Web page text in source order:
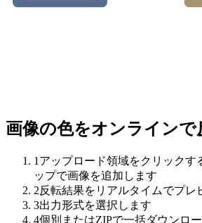
画像の色をオンラインで
1 アップロード領域をクリックす
ップで画像を追加します
2反転結果をリアルタイムでプレ
3出力形式を選択します
4個別またはZIPで一括ダウンロ